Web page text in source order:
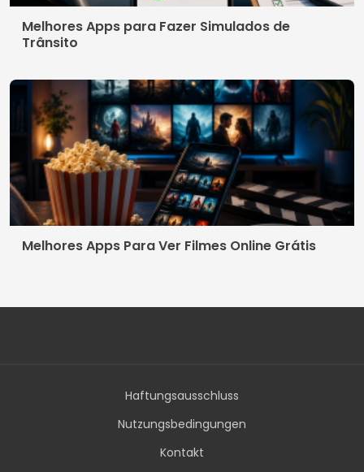
Melhores Apps para Fazer Simulados de
Trânsito
Melhores Apps Para Ver Filmes Online Grátis
Haftungsausschluss
Nutzungsbedingungen
Kontakt